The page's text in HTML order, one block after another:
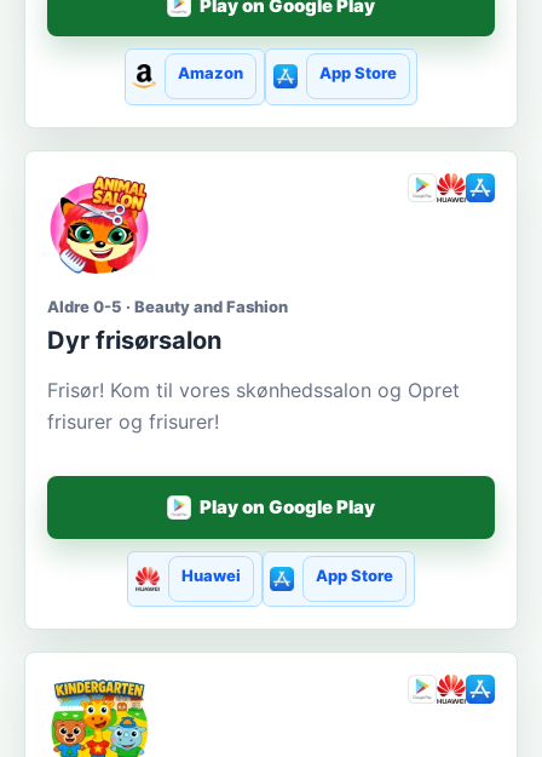
Play on Google Play
Amazon App Store
Aldre 0-5 · Beauty and Fashion
Dyr frisørsalon
Frisør! Kom til vores skønhedssalon og Opret
frisurer og frisurer!
Play on Google Play
Huawei App Store